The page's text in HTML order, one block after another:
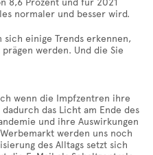
8,6 Prozent und für 2021
normaler und besser wird.
sich einige Trends erkennen,
werden. Und die Sie
wenn die Impfzentren ihre
das Licht am Ende des
und ihre Auswirkungen
werden uns noch
des Alltags setzt sich